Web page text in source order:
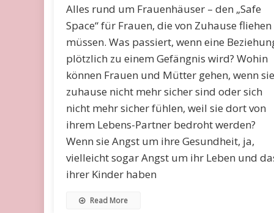
Alles rund um Frauenhäuser – den „Safe
Space“ für Frauen, die von Zuhause fliehen
müssen. Was passiert, wenn eine
plötzlich zu einem Gefängnis wird? Wohin
können Frauen und Mütter gehen, wenn sie
zuhause nicht mehr sicher sind oder sich
nicht mehr sicher fühlen, weil sie dort von
ihrem Lebens-Partner bedroht werden?
Wenn sie Angst um ihre Gesundheit, ja,
vielleicht sogar Angst um ihr Leben und
ihrer Kinder haben
Read More